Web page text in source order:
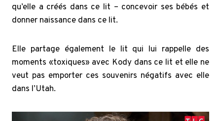
qu’elle a créés dans ce lit – concevoir ses bébés et
donner naissance dans ce lit.
Elle partage également le lit qui lui rappelle des
moments «toxiques» avec Kody dans ce lit et elle ne
veut pas emporter ces souvenirs négatifs avec elle
dans l’Utah.